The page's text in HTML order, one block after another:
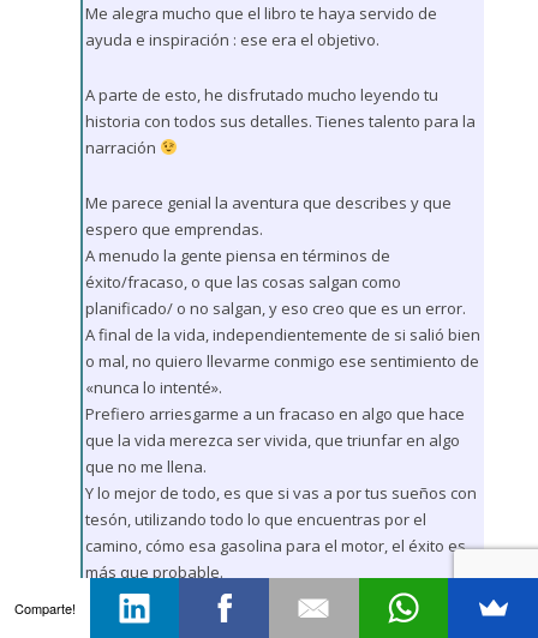
Me alegra mucho que el libro te haya servido de
ayuda e inspiración : ese era el objetivo.
A parte de esto, he disfrutado mucho leyendo tu
historia con todos sus detalles. Tienes talento para la
narración
Me parece genial la aventura que describes y que
espero que emprendas.
A menudo la gente piensa en términos de
éxito/fracaso, o que las cosas salgan como
planificado/ o no salgan, y eso creo que es un error.
A final de la vida, independientemente de si salió bien
o mal, no quiero llevarme conmigo ese sentimiento de
«nunca lo intenté».
Prefiero arriesgarme a un fracaso en algo que hace
que la vida merezca ser vivida, que triunfar en algo
que no me llena.
Y lo mejor de todo, es que si vas a por tus sueños con
tesón, utilizando todo lo que encuentras por el
camino, cómo esa gasolina para el motor, el éxito es
más que probable.
Adelante y mucha suerte!
Comparte!